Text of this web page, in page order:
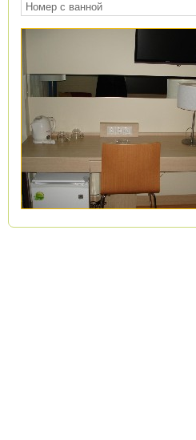
Номер с ванной